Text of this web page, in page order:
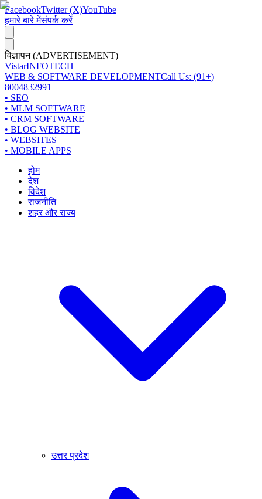
FacebookTwitter (X)YouTube
हमारे बारे मेंसंपर्क करें
विज्ञापन (ADVERTISEMENT)
VistarINFOTECH
WEB & SOFTWARE DEVELOPMENTCall Us: (91+)
8004832991
• SEO
• MLM SOFTWARE
• CRM SOFTWARE
• BLOG WEBSITE
• WEBSITES
• MOBILE APPS
होम
देश
विदेश
राजनीति
शहर और राज्य
उत्तर प्रदेश